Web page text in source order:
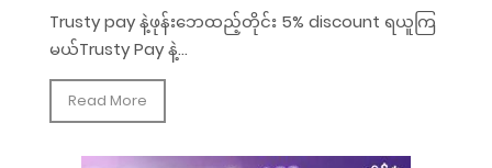
Trusty pay နဲ့ဖုန်းဘေထည့်တိုင်း 5% discount ရယူကြ
မယ်Trusty Pay နဲ့...
Read More